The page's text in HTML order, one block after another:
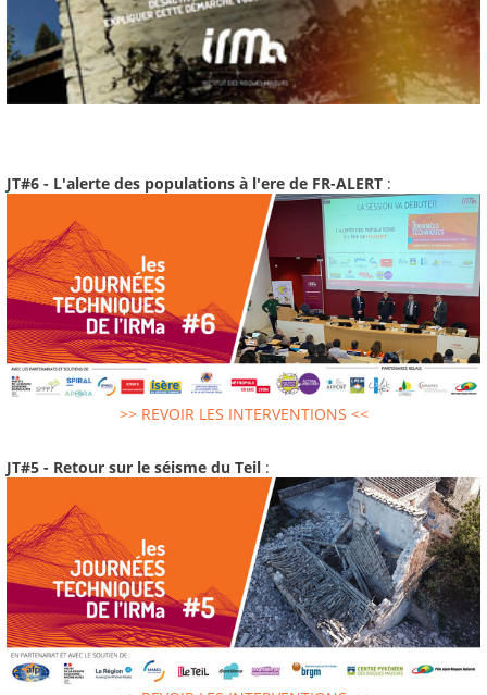
JT#6 - L'alerte des populations à l'ere de FR-ALERT :
>> REVOIR LES INTERVENTIONS <<
JT#5 - Retour sur le séisme du Teil :